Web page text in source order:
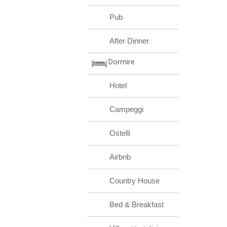
Pub
After Dinner
Dormire
Hotel
Campeggi
Ostelli
Airbnb
Country House
Bed & Breakfast